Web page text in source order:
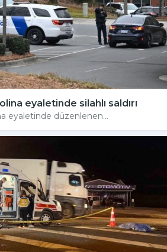
eyaletinde silahlı saldırı
eyaletinde düzenlenen...